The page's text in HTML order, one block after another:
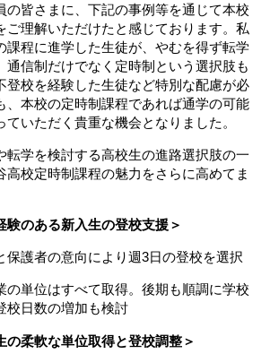
皆さまに、下記の事例等を通じて本校
ご理解いただけたと感じております。私
課程に進学した生徒が、やむを得ず転学
通信制だけでなく定時制という選択肢も
登校を経験した生徒など特別な配慮が必
、本校の定時制課程であれば通学の可能
いただく貴重な機会となりました。
学を検討する高校生の進路選択肢の一
高校定時制課程の魅力をさらに高めてま
験のある新入生の登校支援＞
護者の意向により週3日の登校を選択
単位はすべて取得。後期も順調に学校
校日数の増加も検討
の柔軟な単位取得と登校調整＞